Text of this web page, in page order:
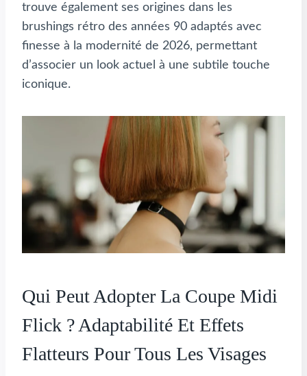
trouve également ses origines dans les
brushings rétro des années 90 adaptés avec
finesse à la modernité de 2026, permettant
d’associer un look actuel à une subtile touche
iconique.
Qui Peut Adopter La Coupe Midi
Flick ? Adaptabilité Et Effets
Flatteurs Pour Tous Les Visages